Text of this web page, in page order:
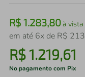
R$ 1.283,80à vista
em até 6x de R$ 213
R$1.219,61
No pagamento com Pix